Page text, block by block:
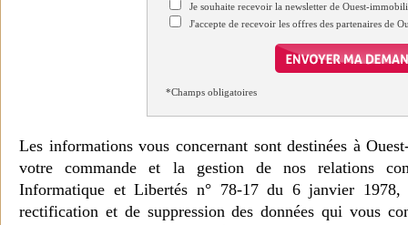
Je souhaite recevoir la newsletter de Ouest-
J'accepte de recevoir les offres des partenaires de
*Champs obligatoires
Les informations vous concernant sont destinées à
votre commande et la gestion de nos relations
Informatique et Libertés n° 78-17 du 6 janvier 1978,
rectification et de suppression des données qui vous